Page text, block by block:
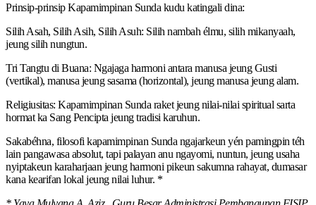
Prinsip-prinsip Kapamimpinan Sunda kudu katingali dina:
Silih Asah, Silih Asih, Silih Asuh: Silih nambah élmu, silih mikanyaah,
jeung silih nungtun.
Tri Tangtu di Buana: Ngajaga harmoni antara manusa jeung Gusti
(vertikal), manusa jeung sasama (horizontal), jeung manusa jeung alam.
Religiusitas: Kapamimpinan Sunda raket jeung nilai-nilai spiritual sarta
hormat ka Sang Pencipta jeung tradisi karuhun.
Sakabéhna, filosofi kapamimpinan Sunda ngajarkeun yén pamingpin téh
lain pangawasa absolut, tapi palayan anu ngayomi, nuntun, jeung usaha
nyiptakeun karaharjaan jeung harmoni pikeun sakumna rahayat, dumasar
kana kearifan lokal jeung nilai luhur. *